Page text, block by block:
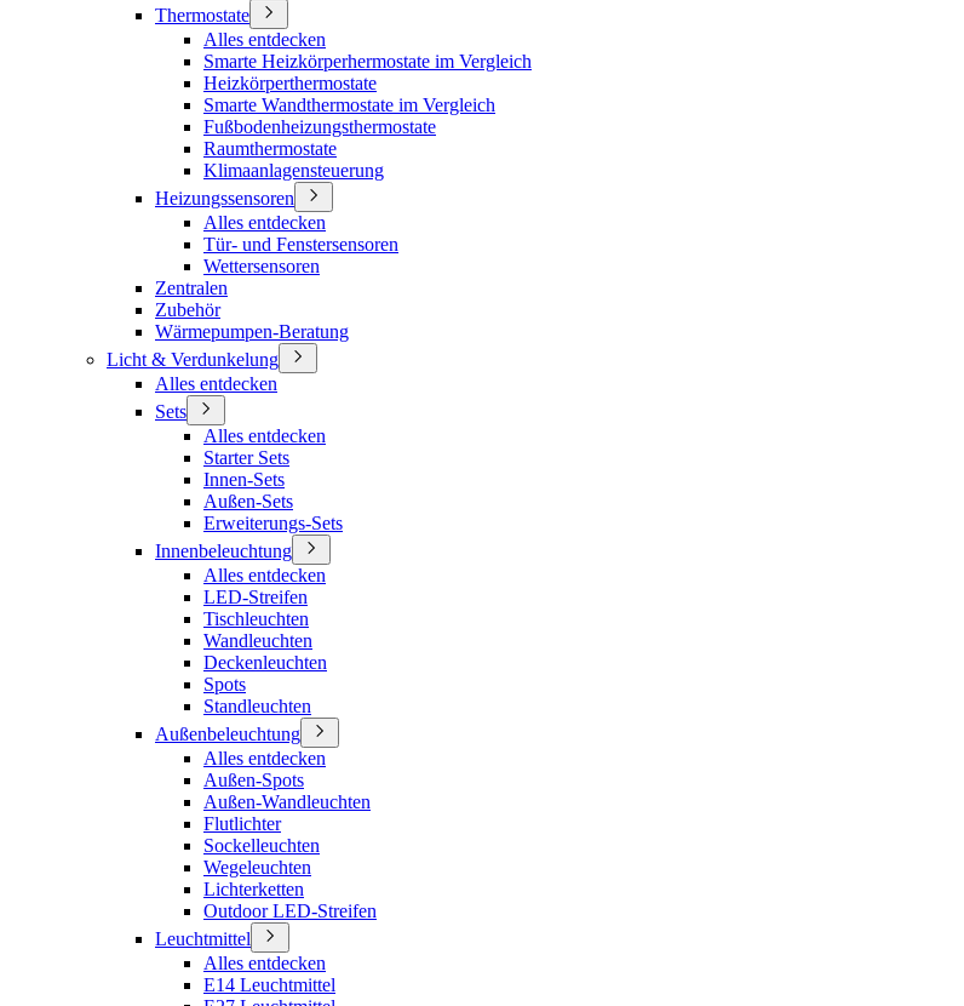
Thermostate
Alles entdecken
Smarte Heizkörperhermostate im Vergleich
Heizkörperthermostate
Smarte Wandthermostate im Vergleich
Fußbodenheizungsthermostate
Raumthermostate
Klimaanlagensteuerung
Heizungssensoren
Alles entdecken
Tür- und Fenstersensoren
Wettersensoren
Zentralen
Zubehör
Wärmepumpen-Beratung
Licht & Verdunkelung
Alles entdecken
Sets
Alles entdecken
Starter Sets
Innen-Sets
Außen-Sets
Erweiterungs-Sets
Innenbeleuchtung
Alles entdecken
LED-Streifen
Tischleuchten
Wandleuchten
Deckenleuchten
Spots
Standleuchten
Außenbeleuchtung
Alles entdecken
Außen-Spots
Außen-Wandleuchten
Flutlichter
Sockelleuchten
Wegeleuchten
Lichterketten
Outdoor LED-Streifen
Leuchtmittel
Alles entdecken
E14 Leuchtmittel